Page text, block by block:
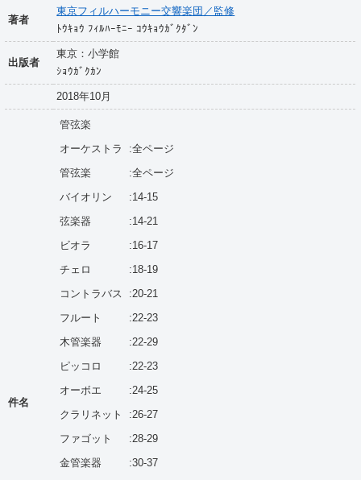
著者
東京フィルハーモニー交響楽団／監修
ﾄｳｷｮｳ ﾌｨﾙﾊｰﾓﾆｰ ｺｳｷｮｳｶﾞｸﾀﾞﾝ
出版者
東京：小学館
ｼｮｳｶﾞｸｶﾝ
2018年10月
件名
管弦楽
オーケストラ :全ページ
管弦楽 :全ページ
バイオリン :14-15
弦楽器 :14-21
ビオラ :16-17
チェロ :18-19
コントラバス :20-21
フルート :22-23
木管楽器 :22-29
ピッコロ :22-23
オーボエ :24-25
クラリネット :26-27
ファゴット :28-29
金管楽器 :30-37